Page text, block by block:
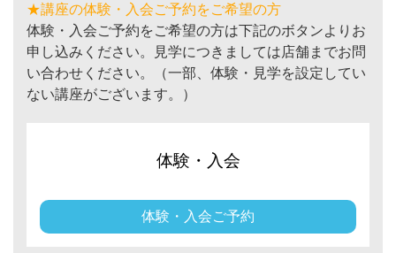
★講座の体験・入会ご予約をご希望の方
体験・入会ご予約をご希望の方は下記のボタンよりお
申し込みください。見学につきましては店舗までお問
い合わせください。（一部、体験・見学を設定してい
ない講座がございます。）
体験・入会
体験・入会ご予約